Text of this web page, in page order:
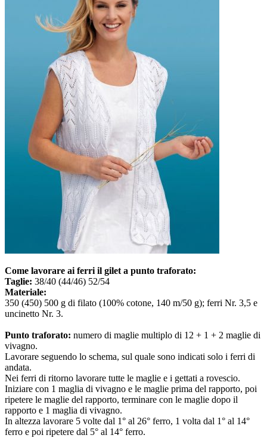
Come lavorare ai ferri il gilet a punto traforato:
Taglie: 38/40 (44/46) 52/54
Materiale:
350 (450) 500 g di filato (100% cotone, 140 m/50 g); ferri Nr. 3,5 e
uncinetto Nr. 3.
Punto traforato: numero di maglie multiplo di 12 + 1 + 2 maglie di
vivagno.
Lavorare seguendo lo schema, sul quale sono indicati solo i ferri di
andata.
Nei ferri di ritorno lavorare tutte le maglie e i gettati a rovescio.
Iniziare con 1 maglia di vivagno e le maglie prima del rapporto, poi
ripetere le maglie del rapporto, terminare con le maglie dopo il
rapporto e 1 maglia di vivagno.
In altezza lavorare 5 volte dal 1° al 26° ferro, 1 volta dal 1° al 14°
ferro e poi ripetere dal 5° al 14° ferro.